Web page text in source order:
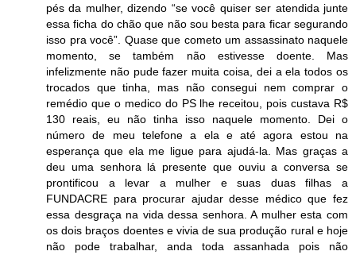
pés da mulher, dizendo “se você quiser ser atendida junte
essa ficha do chão que não sou besta para ficar segurando
isso pra você”. Quase que cometo um assassinato naquele
momento, se também não estivesse doente. Mas
infelizmente não pude fazer muita coisa, dei a ela todos os
trocados que tinha, mas não consegui nem comprar o
remédio que o medico do PS lhe receitou, pois custava R$
130 reais, eu não tinha isso naquele momento. Dei o
número de meu telefone a ela e até agora estou na
esperança que ela me ligue para ajudá-la. Mas graças a
deu uma senhora lá presente que ouviu a conversa se
prontificou a levar a mulher e suas duas filhas a
FUNDACRE para procurar ajudar desse médico que fez
essa desgraça na vida dessa senhora. A mulher esta com
os dois braços doentes e vivia de sua produção rural e hoje
não pode trabalhar, anda toda assanhada pois não